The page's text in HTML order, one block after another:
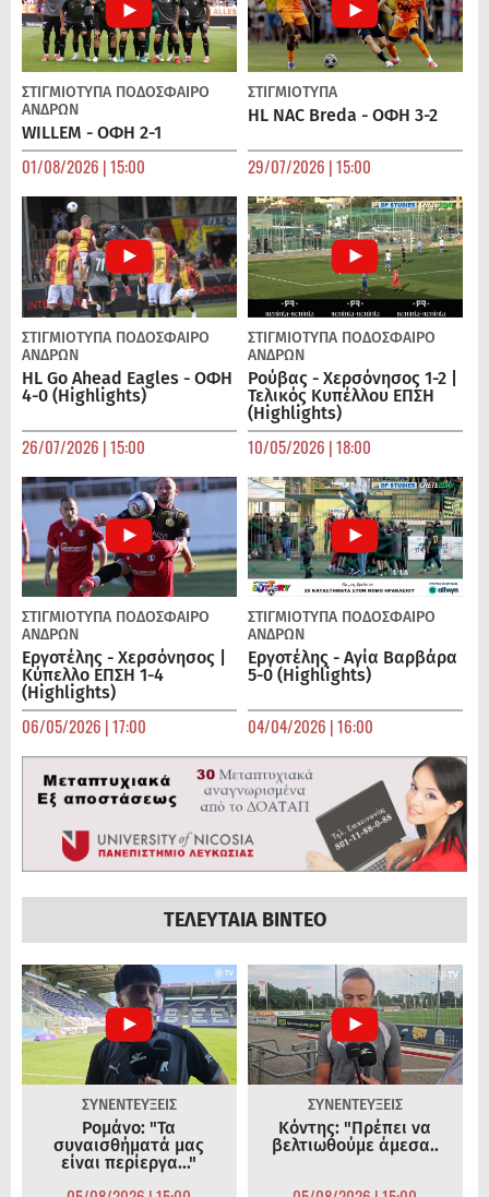
ΣΤΙΓΜΙΟΤΥΠΑ ΠΟΔΌΣΦΑΙΡΟ
ΑΝΔΡΏΝ
WILLEM - ΟΦΗ 2-1
01/08/2026 | 15:00
ΣΤΙΓΜΙΟΤΥΠΑ
HL NAC Breda - ΟΦΗ 3-2
29/07/2026 | 15:00
ΣΤΙΓΜΙΟΤΥΠΑ ΠΟΔΌΣΦΑΙΡΟ
ΑΝΔΡΏΝ
HL Go Ahead Eagles - ΟΦΗ
4-0 (Highlights)
26/07/2026 | 15:00
ΣΤΙΓΜΙΟΤΥΠΑ ΠΟΔΌΣΦΑΙΡΟ
ΑΝΔΡΏΝ
Ρούβας - Χερσόνησος 1-2 |
Τελικός Κυπέλλου ΕΠΣΗ
(Highlights)
10/05/2026 | 18:00
ΣΤΙΓΜΙΟΤΥΠΑ ΠΟΔΌΣΦΑΙΡΟ
ΑΝΔΡΏΝ
Εργοτέλης - Χερσόνησος |
Κύπελλο ΕΠΣΗ 1-4
(Highlights)
06/05/2026 | 17:00
ΣΤΙΓΜΙΟΤΥΠΑ ΠΟΔΌΣΦΑΙΡΟ
ΑΝΔΡΏΝ
Εργοτέλης - Αγία Βαρβάρα
5-0 (Highlights)
04/04/2026 | 16:00
ΤΕΛΕΥΤΑΙΑ ΒΙΝΤΕΟ
ΣΥΝΕΝΤΕΥΞΕΙΣ
Ρομάνο: "Τα
συναισθήματά μας
είναι περίεργα..."
ΣΥΝΕΝΤΕΥΞΕΙΣ
Κόντης: "Πρέπει να
βελτιωθούμε άμεσα..